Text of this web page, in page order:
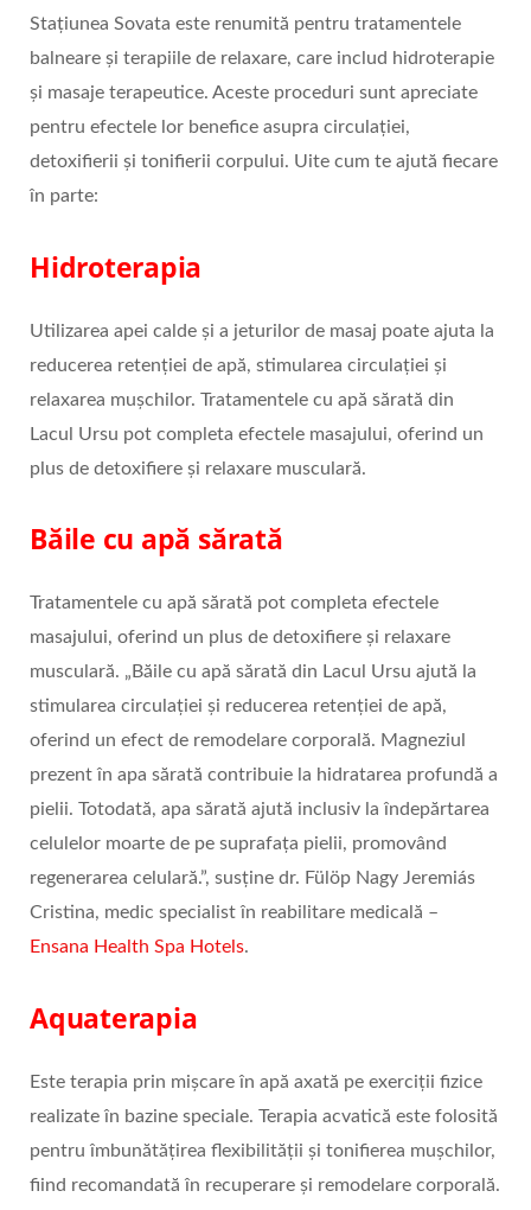
Stațiunea Sovata este renumită pentru tratamentele
balneare și terapiile de relaxare, care includ hidroterapie
și masaje terapeutice. Aceste proceduri sunt apreciate
pentru efectele lor benefice asupra circulației,
detoxifierii și tonifierii corpului. Uite cum te ajută fiecare
în parte:
Hidroterapia
Utilizarea apei calde și a jeturilor de masaj poate ajuta la
reducerea retenției de apă, stimularea circulației și
relaxarea mușchilor. Tratamentele cu apă sărată din
Lacul Ursu pot completa efectele masajului, oferind un
plus de detoxifiere și relaxare musculară.
Băile cu apă sărată
Tratamentele cu apă sărată pot completa efectele
masajului, oferind un plus de detoxifiere și relaxare
musculară. „Băile cu apă sărată din Lacul Ursu ajută la
stimularea circulației și reducerea retenției de apă,
oferind un efect de remodelare corporală. Magneziul
prezent în apa sărată contribuie la hidratarea profundă a
pielii. Totodată, apa sărată ajută inclusiv la îndepărtarea
celulelor moarte de pe suprafața pielii, promovând
regenerarea celulară.”, susține dr. Fülöp Nagy Jeremiás
Cristina, medic specialist în reabilitare medicală –
Ensana Health Spa Hotels.
Aquaterapia
Este terapia prin mișcare în apă axată pe exerciții fizice
realizate în bazine speciale. Terapia acvatică este folosită
pentru îmbunătățirea flexibilității și tonifierea mușchilor,
fiind recomandată în recuperare și remodelare corporală.